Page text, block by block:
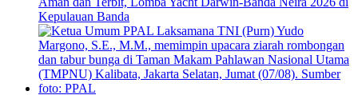
Kepulauan Banda